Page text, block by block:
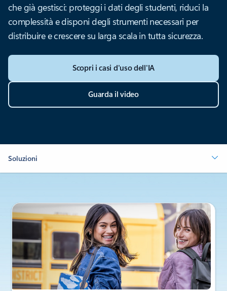
che già gestisci: proteggi i dati degli studenti, riduci la
complessità e disponi degli strumenti necessari per
distribuire e crescere su larga scala in tutta sicurezza.
Scopri i casi d'uso dell'IA
Guarda il video
Soluzioni
Visualizzazione della diapositiva 1 di 4